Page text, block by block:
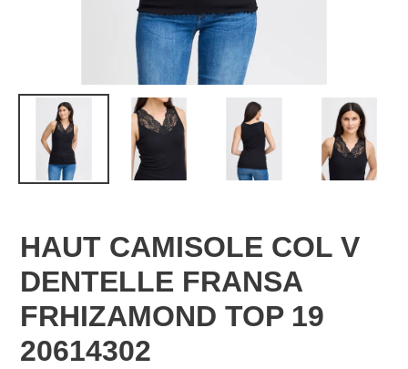
HAUT CAMISOLE COL V
DENTELLE FRANSA
FRHIZAMOND TOP 19
20614302